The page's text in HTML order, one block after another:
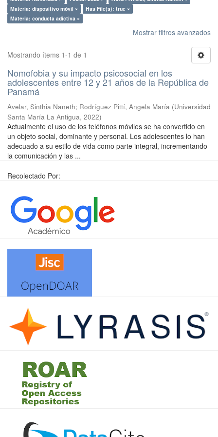
Materia: dispositivo móvil ×
Has File(s): true ×
Materia: conducta adictiva ×
Mostrar filtros avanzados
Mostrando ítems 1-1 de 1
Nomofobia y su impacto psicosocial en los
adolescentes entre 12 y 21 años de la República de
Panamá
Avelar, Sinthia Naneth; Rodríguez Pittí, Angela María (Universidad
Santa María La Antigua, 2022)
Actualmente el uso de los teléfonos móviles se ha convertido en
un objeto social, dominante y personal. Los adolescentes lo han
adecuado a su estilo de vida como parte integral, incrementando
la comunicación y las ...
Recolectado Por: